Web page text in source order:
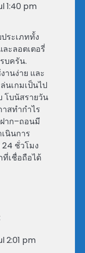
1:40 pm
ระเภททั้ง
ะลอตเตอรี่
บครัน.
นง่าย และ
นเกมเป็นไป
โบนัสรายวัน
สทำกำไร
าก–ถอนมี
นินการ
ชั่วโมง
ที่เชื่อถือได้
2:01 pm